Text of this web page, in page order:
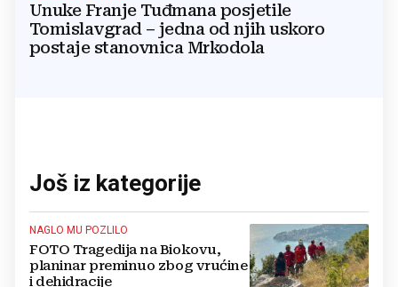
Unuke Franje Tuđmana posjetile
Tomislavgrad – jedna od njih uskoro
postaje stanovnica Mrkodola
Još iz kategorije
NAGLO MU POZLILO
FOTO Tragedija na Biokovu,
planinar preminuo zbog vrućine
i dehidracije